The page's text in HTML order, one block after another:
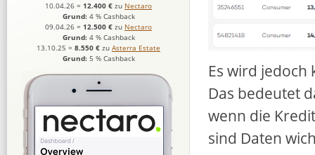
Es wird
Das bedeutet
wenn die
sind Daten
10.04.26 = 12.400 € zu Nectaro
Grund: 4 % Cashback
09.04.26 = 12.500 € zu Nectaro
Grund: 4 % Cashback
13.10.25 = 8.550 € zu Asterra Estate
Grund: 5 % Cashback